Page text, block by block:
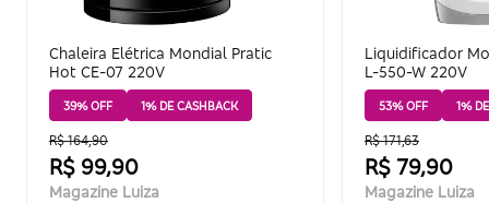
Chaleira Elétrica Mondial Pratic
Hot CE-07 220V
39% OFF 1% DE CASHBACK
R$ 164,90
R$ 99,90
Magazine Luiza
Liquidificador
L-550-W 220V
53% OFF 1%
R$ 171,63
R$ 79,90
Magazine Luiza